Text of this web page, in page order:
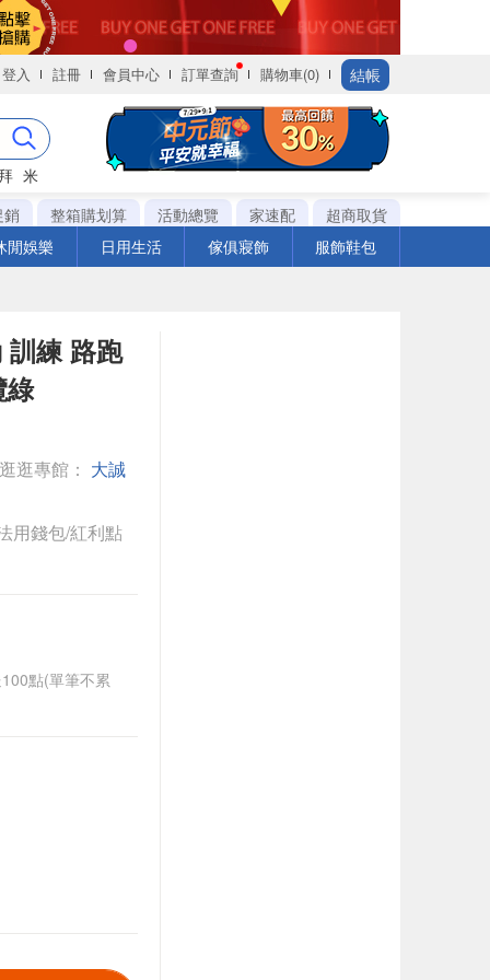
登入 註冊 會員中心 訂單查詢 購物車(0) 結帳
米
銷
整箱購划算 活動總覽 家速配
超商取貨
閒娛樂
日用生活 傢俱寢飾 服飾鞋包
練 路跑
綠
逛專館： 大誠
用錢包/紅利點
點(單筆不累